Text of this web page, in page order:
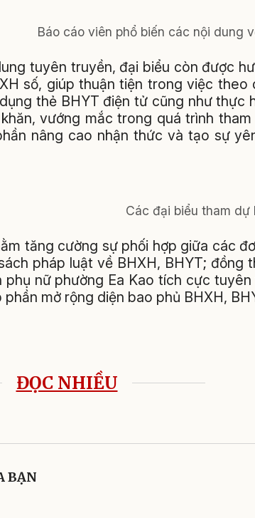
Báo cáo viên phổ biến các nội dung
tuyên truyền, đại biểu còn được
số, giúp thuận tiện trong việc
thẻ BHYT điện tử cũng như
vướng mắc trong quá trình
nâng cao nhận thức và tạo sự
Các đại biểu tham dự
tăng cường sự phối hợp giữa các
pháp luật về BHXH, BHYT;
phụ nữ phường Ea Kao tích cực
mở rộng diện bao phủ BHXH,
ĐỌC NHIỀU
BẠN